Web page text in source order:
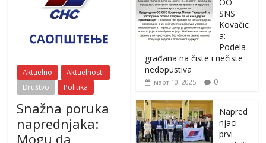
Aktuelno
Aktuelnosti
Društvo
Politika
Snažna poruka
naprednjaka:
Mogu da
SNS
Kovačic
a:
Podela
građana na čiste i nečiste
nedopustiva
март 10, 2025 0
Napred
njaci
prvi